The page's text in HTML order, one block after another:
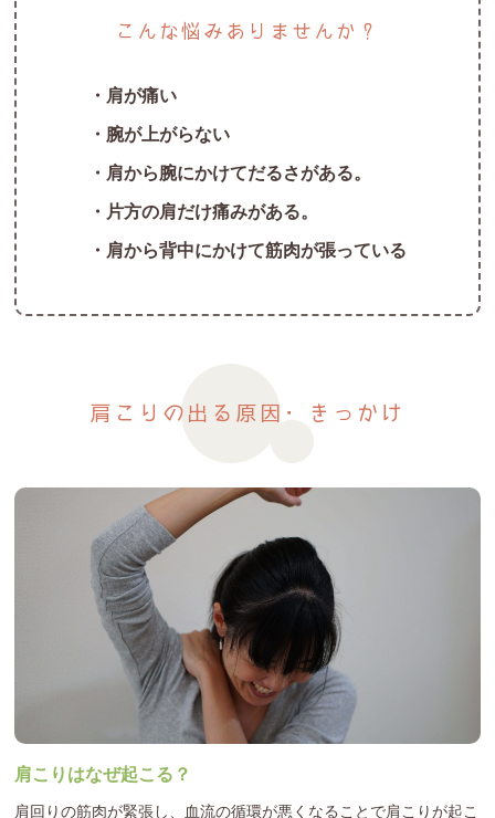
こんな悩みありませんか？
・肩が痛い
・腕が上がらない
・肩から腕にかけてだるさがある。
・片方の肩だけ痛みがある。
・肩から背中にかけて筋肉が張っている
肩こりの出る原因・きっかけ
肩こりはなぜ起こる？
肩回りの筋肉が緊張し、血流の循環が悪くなることで肩こりが起こ